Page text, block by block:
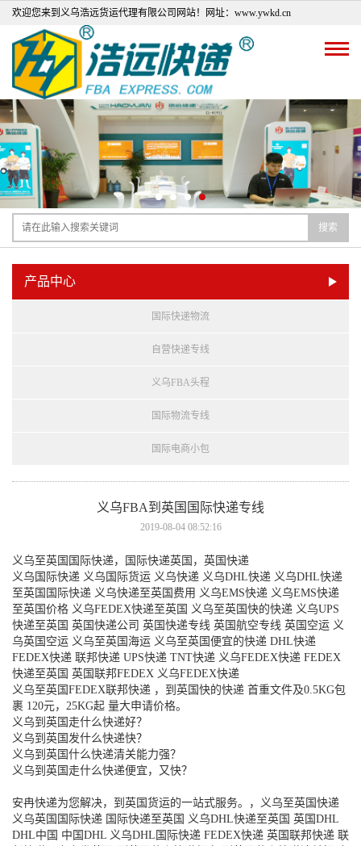
欢迎您来到义乌浩远货运代理有限公司网站！网址：www.ywkd.cn
搜索
产品中心
国际快递物流
自营快递专线
义乌FBA头程
国际物流专线
国际电商小包
义乌FBA到英国国际快递专线
2019-08-04 08:52:16
义乌至英国国际快递，国际快递英国，英国快递
义乌国际快递 义乌国际货运 义乌快递 义乌DHL快递 义乌DHL快递
至英国国际快递 义乌快递至英国费用 义乌EMS快递 义乌EMS快递
至英国价格 义乌FEDEX快递至英国 义乌至英国快的快递 义乌UPS
快递至英国 英国快递公司 英国快递专线 英国航空专线 英国空运 义
乌英国空运 义乌至英国海运 义乌至英国便宜的快递 DHL快递
FEDEX快递 联邦快递 UPS快递 TNT快递 义乌FEDEX快递 FEDEX
快递至英国 英国联邦FEDEX 义乌FEDEX快递
义乌至英国FEDEX联邦快递 ，到英国快的快递 首重文件及0.5KG包
裹 120元，25KG起 量大申请价格。
义乌到英国走什么快递好？
义乌到英国发什么快递快？
义乌到英国什么快递清关能力强？
义乌到英国走什么快递便宜，又快？
安冉快递为您解决，到英国货运的一站式服务。，义乌至英国快递
义乌英国国际快递 国际快递至英国 义乌DHL快递至英国 英国DHL
DHL中国 中国DHL 义乌DHL国际快递 FEDEX快递 英国联邦快递 联